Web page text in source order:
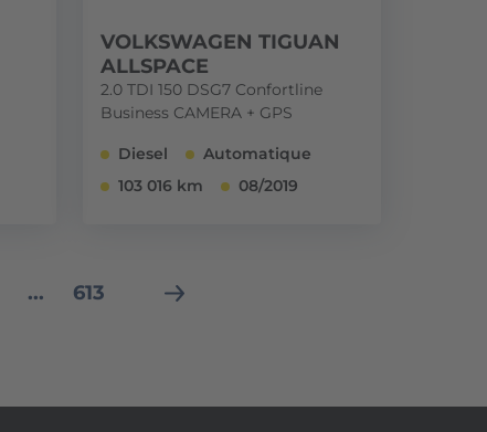
VOLKSWAGEN TIGUAN
ALLSPACE
2.0 TDI 150 DSG7 Confortline
Business CAMERA + GPS
Diesel
Automatique
103 016 km
08/2019
... 613